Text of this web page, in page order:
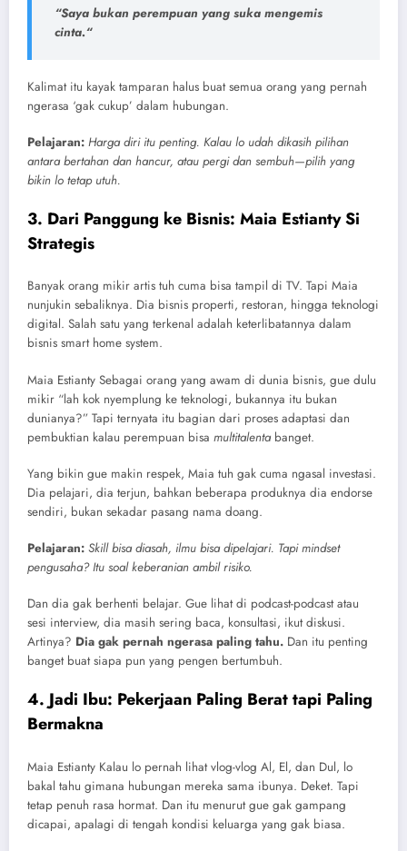
“Saya bukan perempuan yang suka mengemis
cinta.“
Kalimat itu kayak tamparan halus buat semua orang yang pernah
ngerasa ‘gak cukup’ dalam hubungan.
Pelajaran: Harga diri itu penting. Kalau lo udah dikasih pilihan
antara bertahan dan hancur, atau pergi dan sembuh—pilih yang
bikin lo tetap utuh.
3. Dari Panggung ke Bisnis: Maia Estianty Si
Strategis
Banyak orang mikir artis tuh cuma bisa tampil di TV. Tapi Maia
nunjukin sebaliknya. Dia bisnis properti, restoran, hingga teknologi
digital. Salah satu yang terkenal adalah keterlibatannya dalam
bisnis smart home system.
Maia Estianty Sebagai orang yang awam di dunia bisnis, gue dulu
mikir “lah kok nyemplung ke teknologi, bukannya itu bukan
dunianya?” Tapi ternyata itu bagian dari proses adaptasi dan
pembuktian kalau perempuan bisa multitalentabanget.
Yang bikin gue makin respek, Maia tuh gak cuma ngasal investasi.
Dia pelajari, dia terjun, bahkan beberapa produknya dia endorse
sendiri, bukan sekadar pasang nama doang.
Pelajaran: Skill bisa diasah, ilmu bisa dipelajari. Tapi mindset
pengusaha? Itu soal keberanian ambil risiko.
Dan dia gak berhenti belajar. Gue lihat di podcast-podcast atau
sesi interview, dia masih sering baca, konsultasi, ikut diskusi.
Artinya? Dia gak pernah ngerasa paling tahu. Dan itu penting
banget buat siapa pun yang pengen bertumbuh.
4. Jadi Ibu: Pekerjaan Paling Berat tapi Paling
Bermakna
Maia Estianty Kalau lo pernah lihat vlog-vlog Al, El, dan Dul, lo
bakal tahu gimana hubungan mereka sama ibunya. Deket. Tapi
tetap penuh rasa hormat. Dan itu menurut gue gak gampang
dicapai, apalagi di tengah kondisi keluarga yang gak biasa.